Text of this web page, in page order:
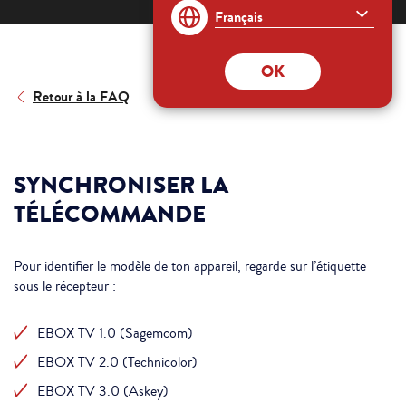
OK
Retour à la FAQ
SYNCHRONISER LA
TÉLÉCOMMANDE
Pour identifier le modèle de ton appareil, regarde sur l’étiquette
sous le récepteur :
EBOX TV 1.0 (Sagemcom)
EBOX TV 2.0 (Technicolor)
EBOX TV 3.0 (Askey)